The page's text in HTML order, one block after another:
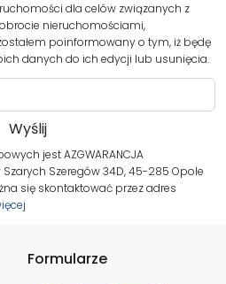
dla celów związanych z
nieruchomościami,
poinformowany o tym, iż będę
danych do ich edycji lub usunięcia.
jest AZGWARANCJA
Szeregów 34D, 45-285 Opole
się skontaktować przez adres
Formularze